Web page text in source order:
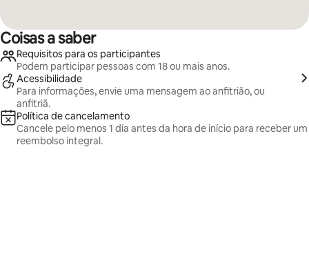
Coisas a saber
Requisitos para os participantes
Podem participar pessoas com 18 ou mais anos.
Acessibilidade
Para informações, envie uma mensagem ao anfitrião, ou
anfitriã.
Política de cancelamento
Cancele pelo menos 1 dia antes da hora de início para receber um
reembolso integral.